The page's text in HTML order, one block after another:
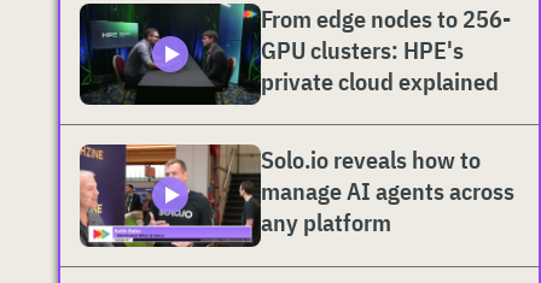
From edge nodes to 256-
GPU clusters: HPE's
private cloud explained
Solo.io reveals how to
manage AI agents across
any platform